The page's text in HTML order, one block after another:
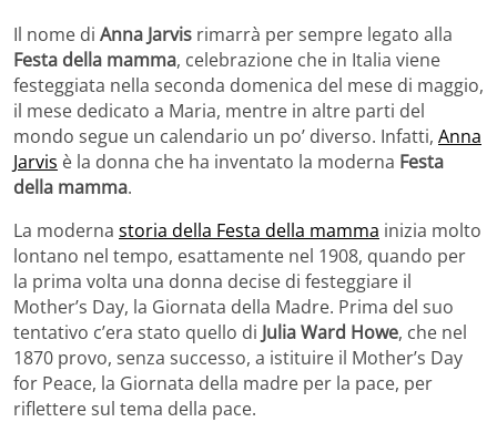
Il nome di Anna Jarvis rimarrà per sempre legato alla
Festa della mamma, celebrazione che in Italia viene
festeggiata nella seconda domenica del mese di maggio,
il mese dedicato a Maria, mentre in altre parti del
mondo segue un calendario un po’ diverso. Infatti, Anna
Jarvis è la donna che ha inventato la moderna Festa
della mamma.
La moderna storia della Festa della mamma inizia molto
lontano nel tempo, esattamente nel 1908, quando per
la prima volta una donna decise di festeggiare il
Mother’s Day, la Giornata della Madre. Prima del suo
tentativo c’era stato quello di Julia Ward Howe, che nel
1870 provo, senza successo, a istituire il Mother’s Day
for Peace, la Giornata della madre per la pace, per
riflettere sul tema della pace.